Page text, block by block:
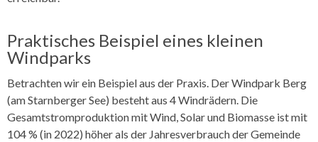
Praktisches Beispiel eines kleinen
Windparks
Betrachten wir ein Beispiel aus der Praxis. Der Windpark Berg
(am Starnberger See) besteht aus 4 Windrädern. Die
Gesamtstromproduktion mit Wind, Solar und Biomasse ist mit
104 % (in 2022) höher als der Jahresverbrauch der Gemeinde